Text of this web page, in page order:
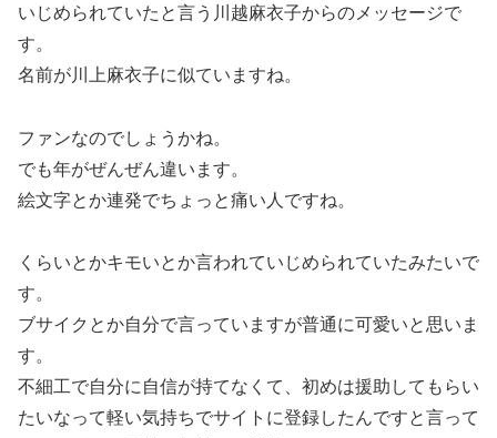
いじめられていたと言う川越麻衣子からのメッセージで
す。
名前が川上麻衣子に似ていますね。
ファンなのでしょうかね。
でも年がぜんぜん違います。
絵文字とか連発でちょっと痛い人ですね。
くらいとかキモいとか言われていじめられていたみたいで
す。
ブサイクとか自分で言っていますが普通に可愛いと思いま
す。
不細工で自分に自信が持てなくて、初めは援助してもらい
たいなって軽い気持ちでサイトに登録したんですと言って